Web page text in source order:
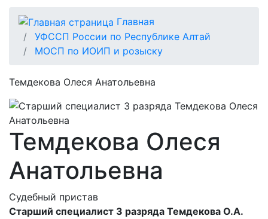
Главная
УФССП России по Республике Алтай
МОСП по ИОИП и розыску
Темдекова Олеся Анатольевна
Темдекова Олеся
Анатольевна
Судебный пристав
Старший специалист 3 разряда Темдекова О.А.